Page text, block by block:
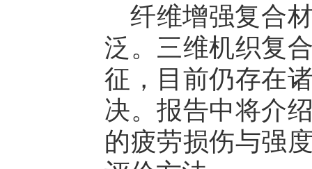
纤维增强复合
泛。三维机织复
征，目前仍存在
决。报告中将介
的疲劳损伤与强